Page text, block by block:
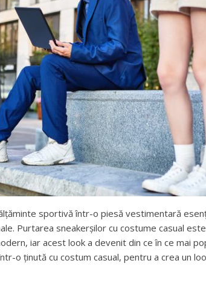
sportivă într-o piesă vestimentară
Purtarea sneakerșilor cu costume casual
iar acest look a devenit din ce în ce mai
o ținută cu costum casual, pentru a crea un